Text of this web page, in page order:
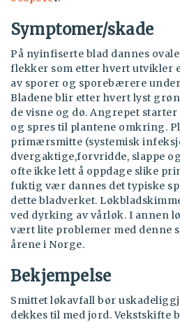
Symptomer/skade
På nyinfiserte blad dannes
flekker som etter hvert utvikler
av sporer og sporebærere
Bladene blir etter hvert lyst
de visne og dø. Angrepet
og spres til plantene omkring.
primærsmitte (systemisk
dvergaktige,forvridde, slappe
ofte ikke lett å oppdage slike
fuktig vær dannes det typiske
dette bladverket.
ved dyrking av vårløk. I annen
vært lite problemer med denne
årene i Norge.
Bekjempelse
Smittet løkavfall bør
dekkes til med jord. Vekstskifte